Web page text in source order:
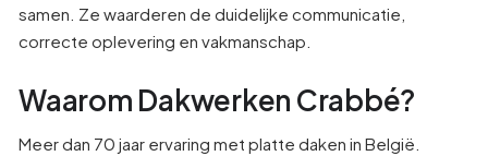
samen. Ze waarderen de duidelijke communicatie,
correcte oplevering en vakmanschap.
Waarom Dakwerken Crabbé?
Meer dan 70 jaar ervaring met platte daken in België.